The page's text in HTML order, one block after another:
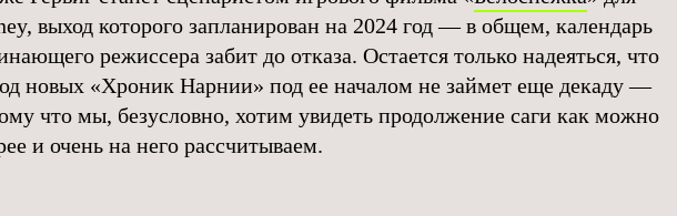
выход которого запланирован на 2024 год — в общем, календарь
режиссера забит до отказа. Остается только надеяться, что
новых «Хроник Нарнии» под ее началом не займет еще декаду —
что мы, безусловно, хотим увидеть продолжение саги как можно
и очень на него рассчитываем.